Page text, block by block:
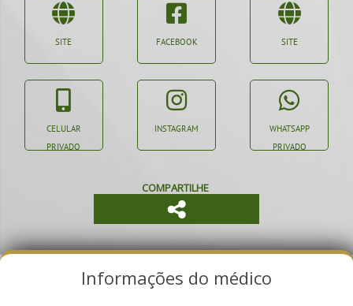
SITE FACEBOOK SITE
CELULAR
PRIVADO
INSTAGRAM
WHATSAPP
PRIVADO
COMPARTILHE
Informações do médico